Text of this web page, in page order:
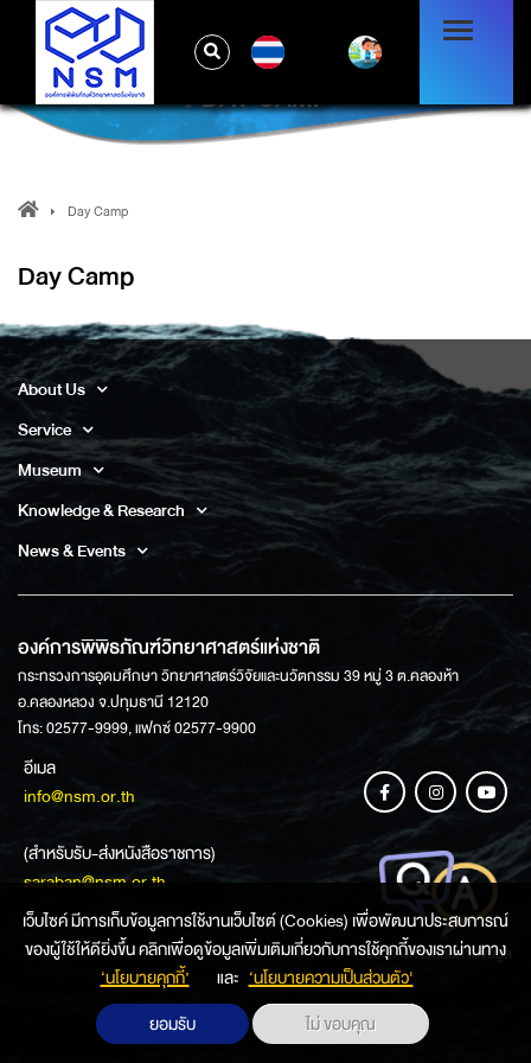
DAY CAMP
Day Camp
Day Camp
About Us
Service
Museum
Knowledge & Research
News & Events
องค์การพิพิธภัณฑ์วิทยาศาสตร์แห่งชาติ
กระทรวงการอุดมศึกษา วิทยาศาสตร์วิจัยและนวัตกรรม 39 หมู่ 3 ต.คลองห้า
อ.คลองหลวง จ.ปทุมธานี 12120
โทร: 02577-9999, แฟกซ์ 02577-9900
อีเมล
info@nsm.or.th
(สำหรับรับ-ส่งหนังสือราชการ)
saraban@nsm.or.th
ช่องทางการสอบถามข้อมูล
เว็บไซค์ มีการเก็บข้อมูลการใช้งานเว็บไซต์ (Cookies) เพื่อพัฒนาประสบการณ์
ของผู้ใช้ให้ดียิ่งขึ้น คลิกเพื่อดูข้อมูลเพิ่มเติมเกี่ยวกับการใช้คุกกี้ของเราผ่านทาง
‘นโยบายคุกกี้’
และ ‘นโยบายความเป็นส่วนตัว'
ยอมรับ
ไม่ ขอบคุณ